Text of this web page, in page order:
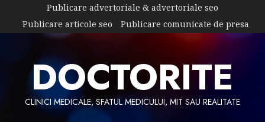
content
Publicare advertoriale & advertoriale seo
Publicare articole seo
Publicare comunicate de presa
DOCTORITE
CLINICI MEDICALE, SFATUL MEDICULUI, MIT SAU REALITATE